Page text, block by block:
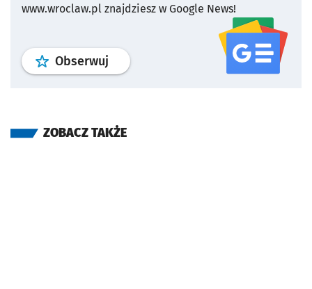
www.wroclaw.pl znajdziesz w Google News!
Obserwuj profil serwisu
ZOBACZ TAKŻE